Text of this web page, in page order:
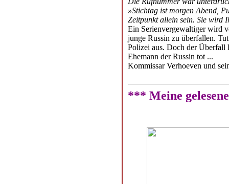
»Stichtag ist morgen Abend,
Zeitpunkt allein sein. Sie wird
Ein Serienvergewaltiger wird
junge Russin zu überfallen.
Polizei aus. Doch der Überfall
Ehemann der Russin tot ...
Kommissar Verhoeven und
*** Meine